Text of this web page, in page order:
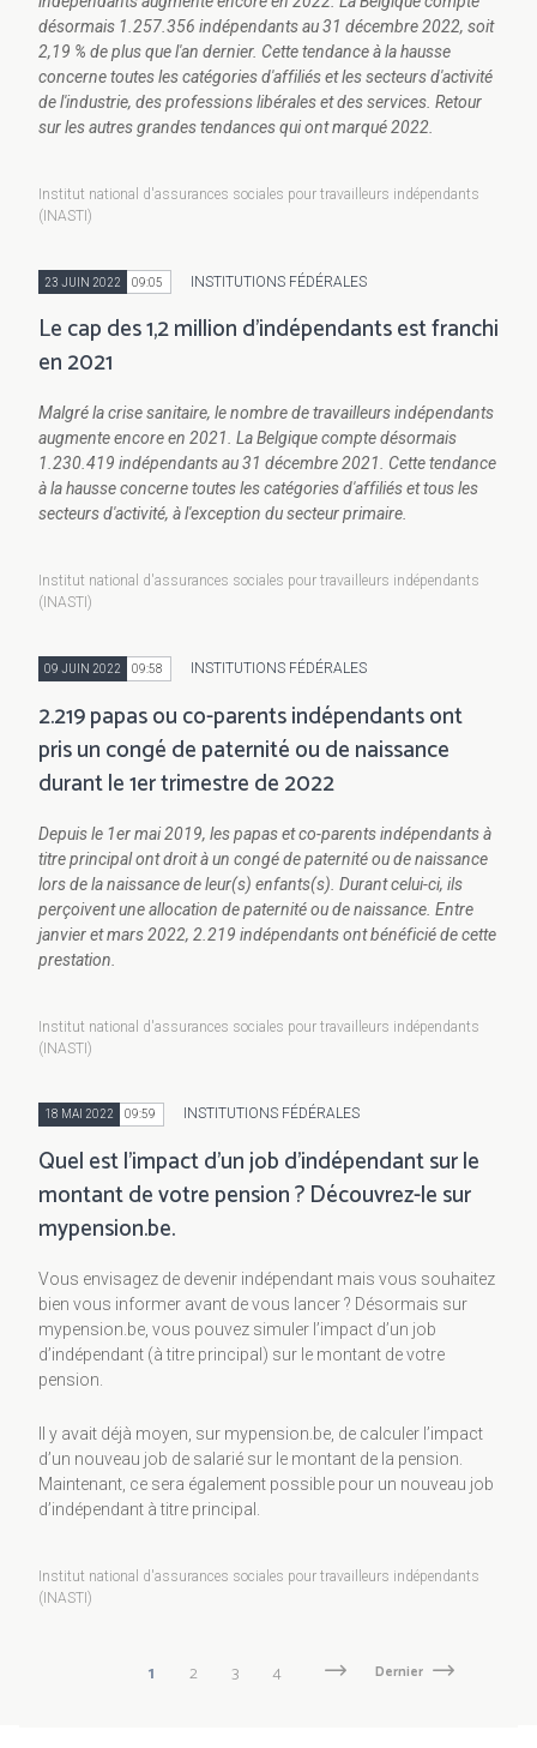
désormais 1.257.356 indépendants au 31 décembre 2022, soit
2,19 % de plus que l'an dernier. Cette tendance à la hausse
concerne toutes les catégories d'affiliés et les secteurs d'activité
de l'industrie, des professions libérales et des services. Retour
sur les autres grandes tendances qui ont marqué 2022.
Institut national d'assurances sociales pour travailleurs indépendants
(INASTI)
23 JUIN 2022 09:05 INSTITUTIONS FÉDÉRALES
Le cap des 1,2 million d'indépendants est franchi
en 2021
Malgré la crise sanitaire, le nombre de travailleurs indépendants
augmente encore en 2021. La Belgique compte désormais
1.230.419 indépendants au 31 décembre 2021. Cette tendance
à la hausseconcerne toutes les catégories d'affiliés et tousles
secteurs d'activité, à l'exception du secteur primaire.
Institut national d'assurances sociales pour travailleurs indépendants
(INASTI)
09 JUIN 2022 09:58 INSTITUTIONS FÉDÉRALES
2.219 papas ou co-parents indépendants ont
pris un congé de paternité ou de naissance
durant le 1er trimestre de 2022
Depuis le 1er mai 2019, les papas et co-parents indépendants à
titre principal ont droit à un congé de paternité ou de naissance
lors de la naissance de leur(s) enfants(s). Durant celui-ci, ils
perçoivent une allocation de paternité ou de naissance. Entre
janvier et mars 2022, 2.219 indépendants ont bénéficié de cette
prestation.
Institut national d'assurances sociales pour travailleurs indépendants
(INASTI)
18 MAI 2022 09:59 INSTITUTIONS FÉDÉRALES
Quel est l’impact d’un job d’indépendant sur le
montant de votre pension ? Découvrez-le sur
mypension.be.
Vous envisagez de devenir indépendant mais vous souhaitez
bien vous informer avant de vous lancer ? Désormais sur
mypension.be, vous pouvez simuler l’impact d’un job
d’indépendant (à titre principal) sur le montant de votre
pension.
Il y avait déjà moyen, sur mypension.be, de calculer l’impact
d’un nouveau job de salarié sur le montant de la pension.
Maintenant, ce sera également possible pour un nouveau job
d’indépendant à titre principal.
Institut national d'assurances sociales pour travailleurs indépendants
(INASTI)
Page
1 Page
2 Page
3 Page
4
Page
Next
Dernière
Dernier